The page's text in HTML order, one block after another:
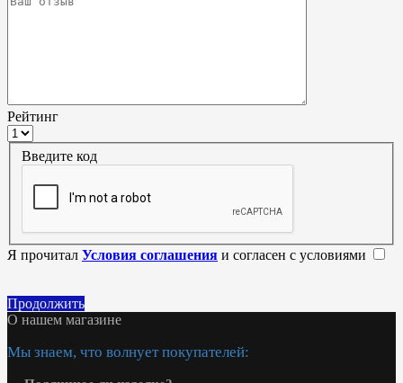
Рейтинг
Введите код
Я прочитал Условия соглашения и согласен с условиями
Продолжить
О нашем магазине
Мы знаем, что волнует покупателей: